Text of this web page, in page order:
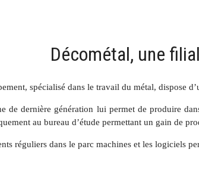
Décométal, une
spécialisé dans le travail du métal, dispose
de dernière génération lui permet de produire
au bureau d’étude permettant un gain de
réguliers dans le parc machines et les logiciels